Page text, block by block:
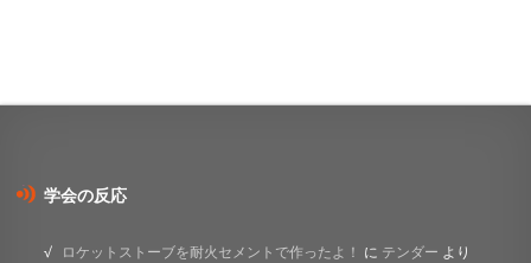
学会の反応
ロケットストーブを耐火セメントで作ったよ！ に テンダー より